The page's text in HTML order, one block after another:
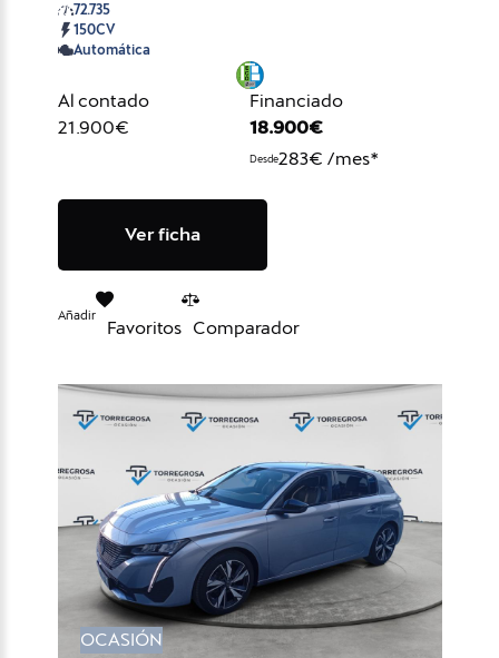
72.735
150CV
Automática
Al contado
21.900€
Financiado
18.900€
Desde283€ /mes*
Ver ficha
Añadir
Favoritos Comparador
OCASIÓN